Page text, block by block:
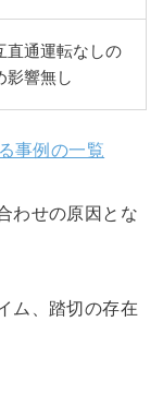
直通運転なしの
影響無し
事例の一覧
わせの原因とな
ム、踏切の存在